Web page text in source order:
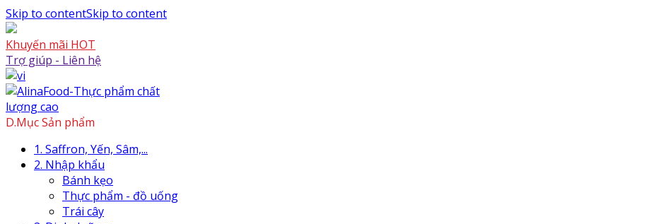
Skip to contentSkip to content
Khuyến mãi HOT
Trợ giúp - Liên hệ
D.Mục Sản phẩm
1. Saffron, Yến, Sâm,...
2. Nhập khẩu
Bánh kẹo
Thực phẩm - đồ uống
Trái cây